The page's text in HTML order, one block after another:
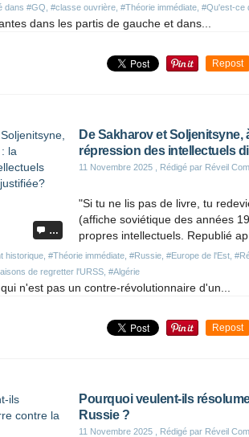
dans #GQ #classe ouvrière #Théorie immédiate #Qu'est-ce
dans les partis de gauche et dans...
Repost
…
De Sakharov et Soljenitsyne,
répression des intellectuels
11 Novembre 2025 , Rédigé par Réveil
historique #Théorie immédiate #Russie #Europe de l'Est
de regretter l'URSS #Algérie
"Si tu ne lis pas de livre, tu
(affiche soviétique des années
propres intellectuels. Republié
n'est pas un contre-révolutionnaire d'un...
Repost
Pourquoi veulent-ils
Russie ?
11 Novembre 2025 , Rédigé par Réveil